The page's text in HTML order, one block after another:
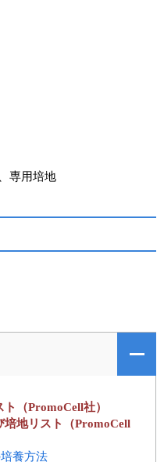
専用培地
（PromoCell社）
培地リスト（PromoCell
養方法